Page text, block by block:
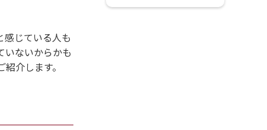
感じている人も
いないからかも
介します。